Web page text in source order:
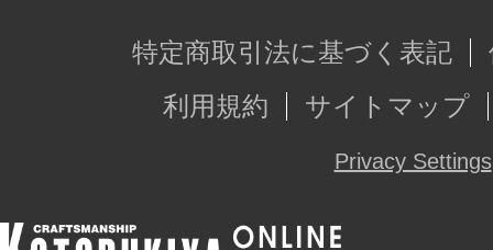
ございます。また、撮影用に塗装さ
※本製品はお客様ご自身で組み立て
特定商取引法に基づく表記
利用規約
サイトマップ
Privacy Settings